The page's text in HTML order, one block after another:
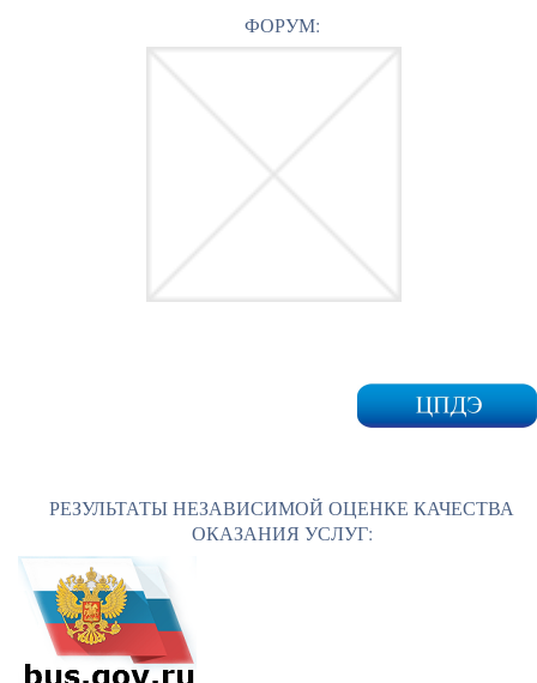
ФОРУМ:
РЕЗУЛЬТАТЫ НЕЗАВИСИМОЙ ОЦЕНКЕ КАЧЕСТВА
ОКАЗАНИЯ УСЛУГ: